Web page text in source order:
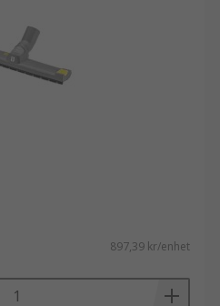
897,39 kr/enhet